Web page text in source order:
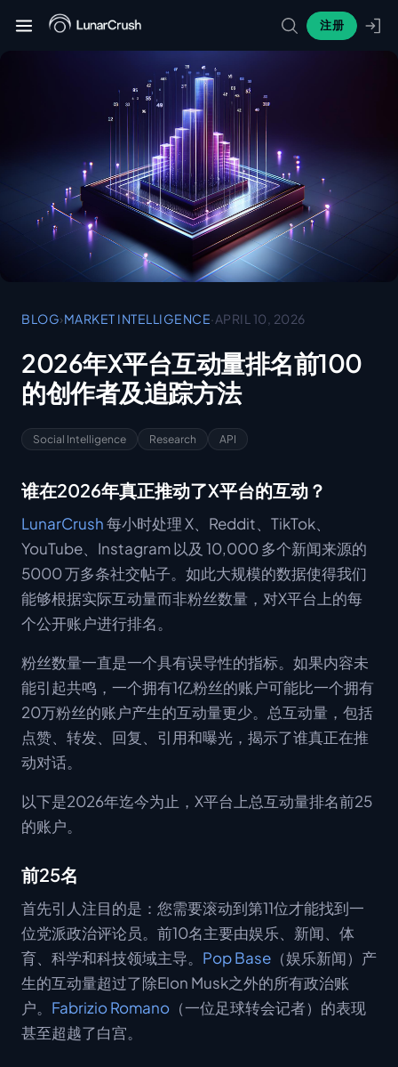
注册
BLOG›MARKET INTELLIGENCE·APRIL 10, 2026
2026年X平台互动量排名前100
的创作者及追踪方法
Social Intelligence Research API
谁在2026年真正推动了X平台的互动？
LunarCrush每小时处理 X、Reddit、TikTok、
YouTube、Instagram 以及 10,000 多个新闻来源的
5000 万多条社交帖子。如此大规模的数据使得我们
能够根据实际互动量而非粉丝数量，对X平台上的每
个公开账户进行排名。
粉丝数量一直是一个具有误导性的指标。如果内容未
能引起共鸣，一个拥有1亿粉丝的账户可能比一个拥有
20万粉丝的账户产生的互动量更少。总互动量，包括
点赞、转发、回复、引用和曝光，揭示了谁真正在推
动对话。
以下是2026年迄今为止，X平台上总互动量排名前25
的账户。
前25名
首先引人注目的是：您需要滚动到第11位才能找到一
位党派政治评论员。前10名主要由娱乐、新闻、体
育、科学和科技领域主导。 Pop Base （娱乐新闻）产
生的互动量超过了除Elon Musk之外的所有政治账
户。 Fabrizio Romano （一位足球转会记者）的表现
甚至超越了白宫。